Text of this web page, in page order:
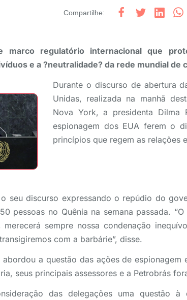
Compartilhe:
marco regulatório internacional que
e a ?neutralidade? da rede mundial de
Durante o discurso de abertura
Unidas, realizada na manhã
Nova York, a presidenta Dilma
espionagem dos EUA ferem o
princípios que regem as relações
seu discurso expressando o repúdio do
pessoas no Quênia na semana passada.
sempre nossa condenação
com a barbárie”, disse.
abordou a questão das ações de
seus principais assessores e a Petrobrás
das delegações uma questão